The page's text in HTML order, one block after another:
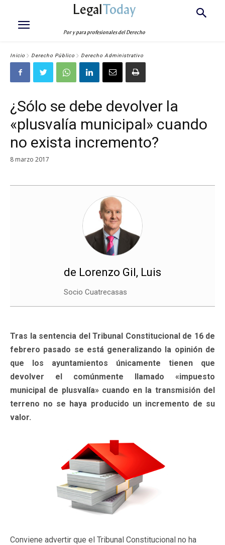
LegalToday
Por y para profesionales del Derecho
Inicio Derecho Público Derecho Administrativo
¿Sólo se debe devolver la
«plusvalía municipal» cuando
no exista incremento?
8 marzo 2017
de Lorenzo Gil, Luis
Socio Cuatrecasas
Tras la sentencia del Tribunal Constitucional de 16 de
febrero pasado se está generalizando la opinión de
que los ayuntamientos únicamente tienen que
devolver el comúnmente llamado «impuesto
municipal de plusvalía» cuando en la transmisión del
terreno no se haya producido un incremento de su
valor.
Conviene advertir que el Tribunal Constitucional no ha